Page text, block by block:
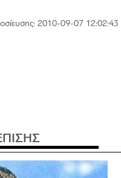
2010-09-07 12:02:43